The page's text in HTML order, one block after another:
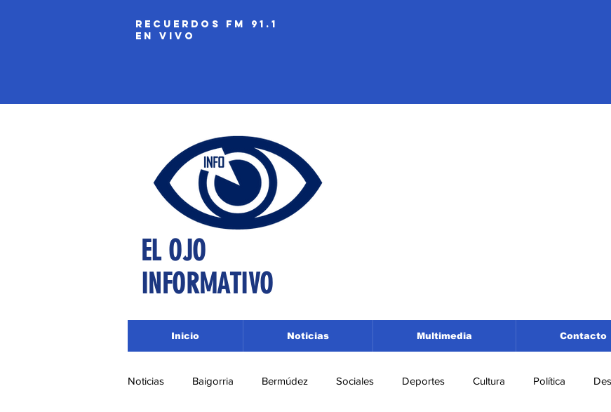
recuerdos fm 91.1
EN VIVO
EL OJO
INFORMATIVO
Inicio Noticias Multimedia Contacto
Noticias Baigorria Bermúdez Sociales Deportes Cultura Política